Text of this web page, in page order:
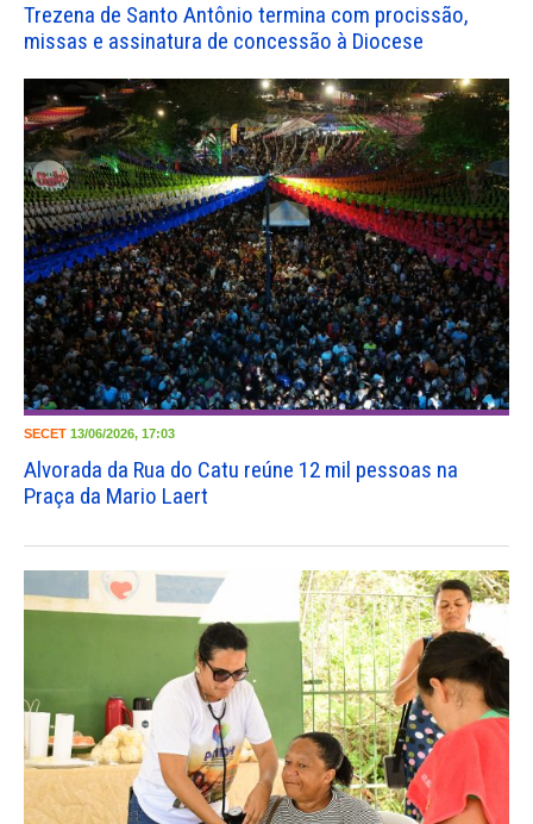
Trezena de Santo Antônio termina com procissão,
missas e assinatura de concessão à Diocese
SECET 13/06/2026, 17:03
Alvorada da Rua do Catu reúne 12 mil pessoas na
Praça da Mario Laert